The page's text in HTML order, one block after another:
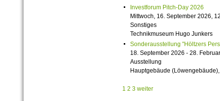
Investforum Pitch-Day 2026
Mittwoch, 16. September 2026,
Sonstiges
Technikmuseum Hugo Junkers
Sonderausstellung "Höltzers
18. September 2026 - 28.
Ausstellung
Hauptgebäude
1 2 3 weiter